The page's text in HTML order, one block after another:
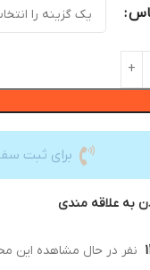
برای ثبت
به علاقه مندی
نفر در حال مشاهده این